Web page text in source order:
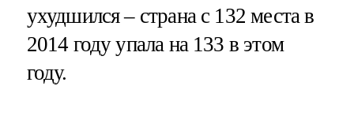
ухудшился – страна с 132 места в
2014 году упала на 133 в этом
году.